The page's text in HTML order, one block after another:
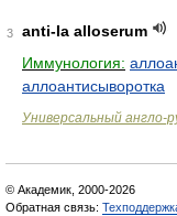
3
anti-Ia alloserum
Иммунология:
аллоантисыворотка
Универсальный англо-
© Академик, 2000-2026
Обратная связь: